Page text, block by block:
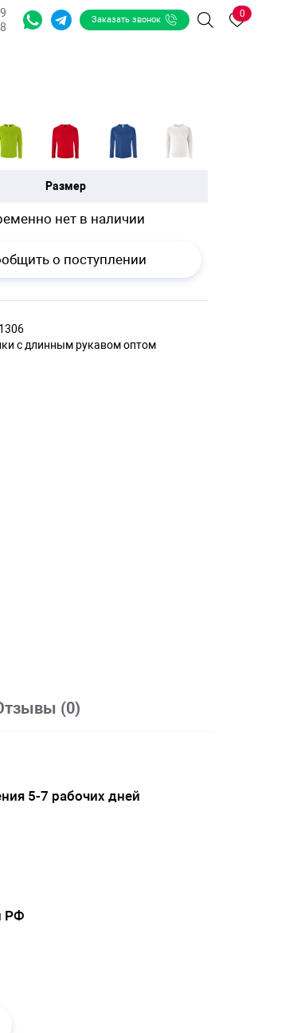
Заказать звонок
Поиск
0
Размер
нет в наличии
о поступлении
с длинным рукавом оптом
(0)
5-7 рабочих дней
РФ